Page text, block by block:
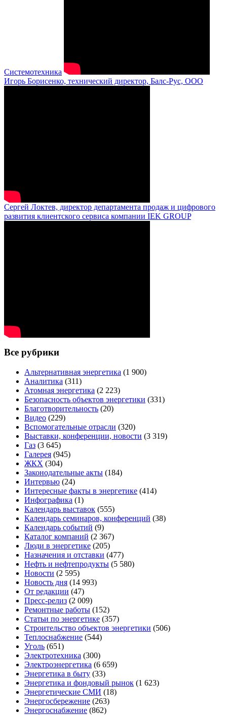
Системотехника
Игорь Борисенко, технический директор, Балс-Рус, ООО
Сергей Локтев, директор департамента продаж и цифрового
развития клиентского сервиса компании IEK GROUP
Все рубрики
Альтернативная энергетика (1 900)
Аналитика (311)
Атомная энергетика (2 223)
Безопасность объектов энергетики (331)
Благотворительность (20)
Видео (229)
Вспомогательные отрасли (320)
Выставки, конференции, новости (3 319)
Газ (3 645)
Галерея (945)
ЖКХ (304)
Законодательные акты (184)
Интервью (24)
Интересные факты в энергетике (414)
Инфографика (1)
Календарь выставок (555)
Календарь семинаров, конференций (38)
Календарь событий (9)
Каталог компаний (2 367)
Люди в энергетике (205)
Назначения и отставки (477)
Нефть и нефтепродукты (5 580)
Новости (2 595)
Новость дня (14 993)
От редакции (47)
Пресс-релиз (2 009)
Ремонтные работы (152)
Статьи по энергетике (357)
Строительство объектов энергетики (506)
Теплоснабжение (544)
Уголь (651)
Электротехника (300)
Электроэнергетика (6 659)
Энергетика в быту (33)
Энергетика и фондовый рынок (1 623)
Энергетические СМИ (18)
Энергосбережение (263)
Энергоснабжение (862)